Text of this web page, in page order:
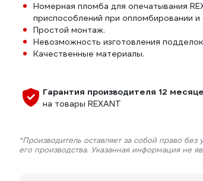
Номерная пломба для опечатывания
приспособлений при опломбировании и
Простой монтаж.
Невозможность изготовления
Качественные материалы.
Гарантия производителя 12
на товары REXANT
*Производитель оставляет за собой право
его производства. Указанная информация не